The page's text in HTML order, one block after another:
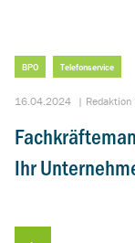
BPO Telefonservice
16.04.2024 |
Ihr